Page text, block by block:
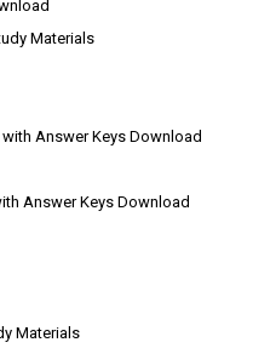
Materials
Answer Keys Download
Answer Keys Download
Materials